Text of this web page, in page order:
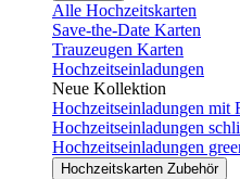
Alle Hochzeitskarten
Save-the-Date Karten
Trauzeugen Karten
Hochzeitseinladungen
Neue Kollektion
Hochzeitseinladungen mit
Hochzeitseinladungen
Hochzeitseinladungen
Hochzeitskarten Zubehör